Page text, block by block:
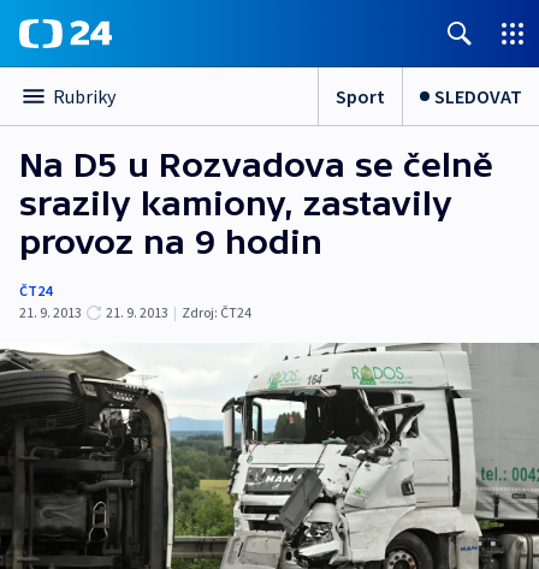
Rubriky Sport SLEDOVAT
Na D5 u Rozvadova se čelně
srazily kamiony, zastavily
provoz na 9 hodin
ČT24
21. 9. 2013
21. 9. 2013 | Zdroj: ČT24